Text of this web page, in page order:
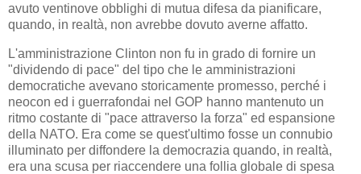
avuto ventinove obblighi di mutua difesa da pianificare,
quando, in realtà, non avrebbe dovuto averne affatto.
L'amministrazione Clinton non fu in grado di fornire un
"dividendo di pace" del tipo che le amministrazioni
democratiche avevano storicamente promesso, perché i
neocon ed i guerrafondai nel GOP hanno mantenuto un
ritmo costante di "pace attraverso la forza" ed espansione
della NATO. Era come se quest'ultimo fosse un connubio
illuminato per diffondere la democrazia quando, in realtà,
era una scusa per riaccendere una follia globale di spesa